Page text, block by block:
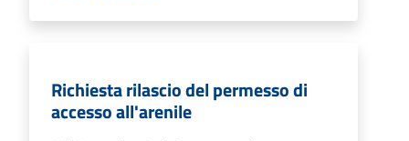
Richiesta rilascio del permesso di
accesso all'arenile